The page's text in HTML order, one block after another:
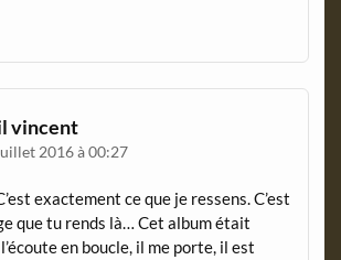
vincent
2016 à 00:27
exactement ce que je ressens. C’est
que tu rends là… Cet album était
en boucle, il me porte, il est